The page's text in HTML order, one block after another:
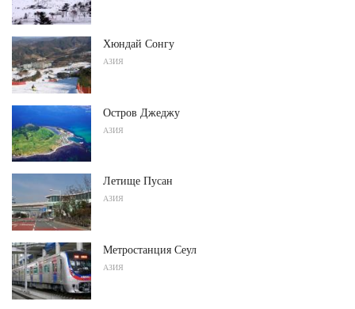
Хюндай Сонгу
АЗИЯ
Остров Джеджу
АЗИЯ
Летище Пусан
АЗИЯ
Метростанция Сеул
АЗИЯ